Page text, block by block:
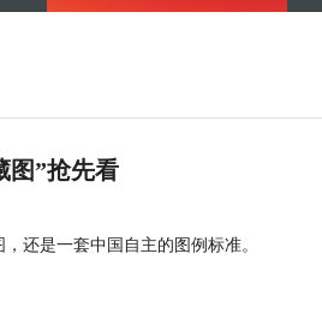
图”抢先看
还是一套中国自主的图例标准。